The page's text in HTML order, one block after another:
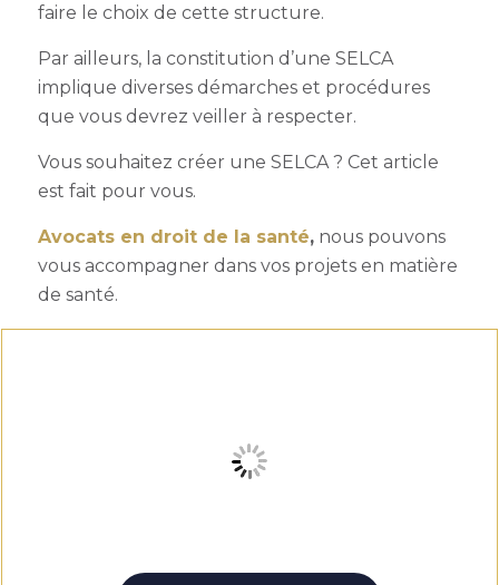
faire le choix de cette structure.
Par ailleurs, la constitution d’une SELCA
implique diverses démarches et procédures
que vous devrez veiller à respecter.
Vous souhaitez créer une SELCA ? Cet article
est fait pour vous.
Avocats en droit de la santé,nous pouvons
vous accompagner dans vos projets en matière
de santé.